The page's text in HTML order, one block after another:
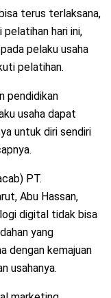
terus terlaksana,
hari ini,
pelaku usaha
pelatihan.
pendidikan
usaha dapat
untuk diri sendiri
PT.
Abu Hassan,
digital tidak bisa
yang
dengan kemajuan
usahanya.